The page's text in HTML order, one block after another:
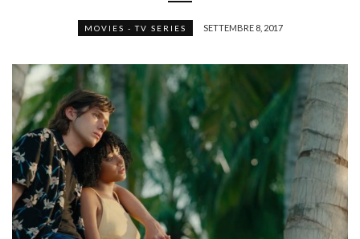
MOVIES - TV SERIES SETTEMBRE 8, 2017